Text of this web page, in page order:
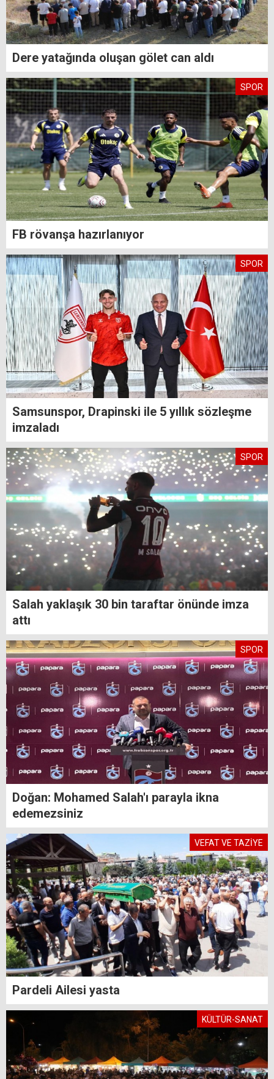
Dere yatağında oluşan gölet can aldı
SPOR
FB rövanşa hazırlanıyor
SPOR
Samsunspor, Drapinski ile 5 yıllık sözleşme
imzaladı
SPOR
Salah yaklaşık 30 bin taraftar önünde imza
attı
SPOR
Doğan: Mohamed Salah'ı parayla ikna
edemezsiniz
VEFAT VE TAZİYE
Pardeli Ailesi yasta
KÜLTÜR-SANAT